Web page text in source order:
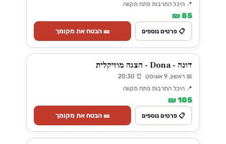
📍 היכל התרבות פתח תקווה
85 ₪
📋 פרטים נוספים 🎫 הבטח את מקומך
דונה - Dona - הצגה מוזיקלית
📅 ראשון, 9 אוגוסט ⏰ 20:30
📍 היכל התרבות פתח תקווה
105 ₪
📋 פרטים נוספים 🎫 הבטח את מקומך